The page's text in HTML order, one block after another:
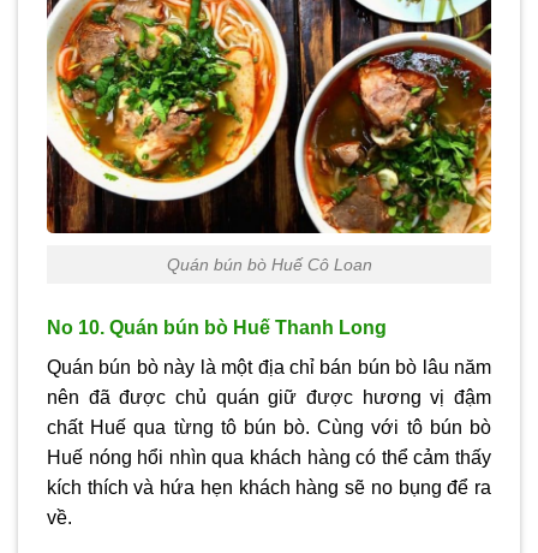
Quán bún bò Huế Cô Loan
No 10. Quán bún bò Huế Thanh Long
Quán bún bò này là một địa chỉ bán bún bò lâu năm
nên đã được chủ quán giữ được hương vị đậm
chất Huế qua từng tô bún bò. Cùng với tô bún bò
Huế nóng hổi nhìn qua khách hàng có thể cảm thấy
kích thích và hứa hẹn khách hàng sẽ no bụng để ra
về.